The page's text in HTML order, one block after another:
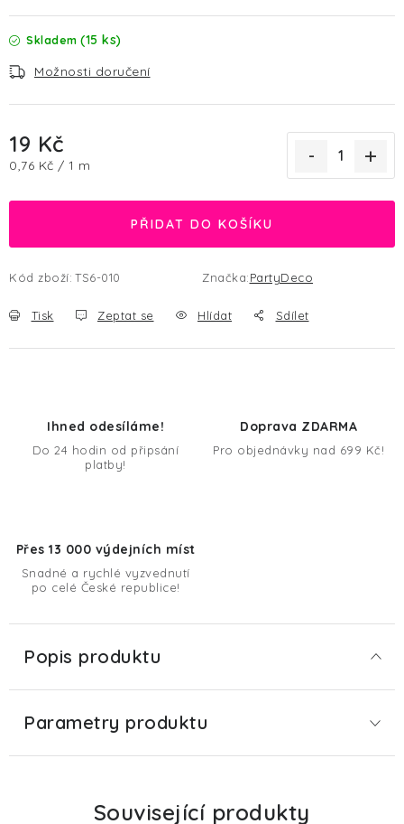
Skladem (15 ks)
Možnosti doručení
19 Kč
Měrná cena:
0,76 Kč / 1 m
PŘIDAT DO KOŠÍKU
Kód zboží: TS6-010 Značka:PartyDeco
Tisk Zeptat se Hlídat Sdílet
Ihned odesíláme!
Do 24 hodin od připsání
platby!
Doprava ZDARMA
Pro objednávky nad 699 Kč!
Přes 13 000 výdejních míst
Snadné a rychlé vyzvednutí
po celé České republice!
Popis produktu
Parametry produktu
Související produkty